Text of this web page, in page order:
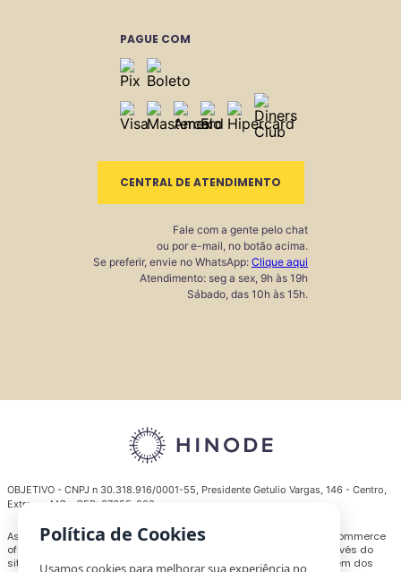
PAGUE COM
CENTRAL DE ATENDIMENTO
Fale com a gente pelo chat
ou por e-mail, no botão acima.
Se preferir, envie no WhatsApp: Clique aqui
Atendimento: seg a sex, 9h às 19h
Sábado, das 10h às 15h.
OBJETIVO - CNPJ n 30.318.916/0001-55, Presidente Getulio Vargas, 146 - Centro,
Extrema-MG - CEP: 37655-000
As regras, ofertas e condições de pagamento praticadas no e-commerce
oficial da marca são exclusivas para os pedidos realizados através do
site
www.hinode.com.br
, podendo os preços e benefícios divergirem dos
Política de Cookies
Usamos cookies para melhorar sua experiência no